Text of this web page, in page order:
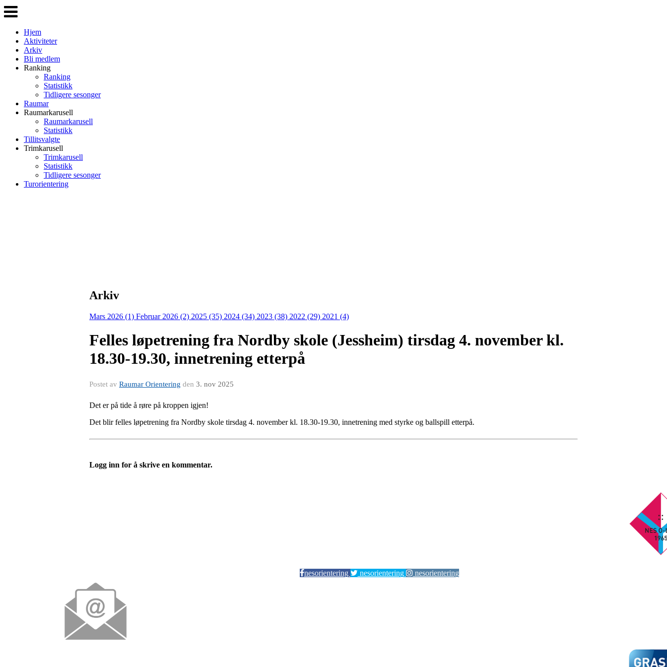
Veksle
navigasjon
Hjem
Aktiviteter
Arkiv
Bli medlem
Ranking
Ranking
Statistikk
Tidligere sesonger
Raumar
Raumarkarusell
Raumarkarusell
Statistikk
Tillitsvalgte
Trimkarusell
Trimkarusell
Statistikk
Tidligere sesonger
Turorientering
Arkiv
Mars 2026 (1) Februar 2026 (2) 2025 (35) 2024 (34) 2023 (38) 2022 (29) 2021 (4)
Felles løpetrening fra Nordby skole (Jessheim) tirsdag 4. november kl.
18.30-19.30, innetrening etterpå
Postet av Raumar Orientering den 3. nov 2025
Det er på tide å røre på kroppen igjen!
Det blir felles løpetrening fra Nordby skole tirsdag 4. november kl. 18.30-19.30, innetrening med styrke og ballspill etterpå.
Logg inn for å skrive en kommentar.
nesorientering nesorientering nesorientering